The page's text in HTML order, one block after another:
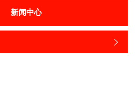
新闻中心